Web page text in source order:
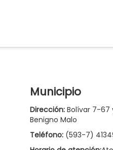
Municipio
Dirección: Bolívar 7-67
Benigno Malo
Teléfono: (593-7)